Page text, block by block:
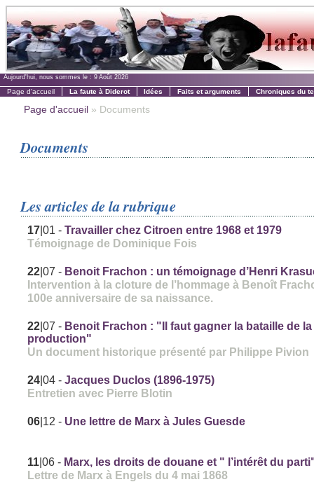
Aujourd'hui, nous sommes le : 9 Août 2026
Page d'accueil La faute à Diderot Idées Faits et arguments Chroniques du
Page d'accueil » Documents
Documents
Les articles de la rubrique
17 |01 -Travailler chez Citroen entre 1968 et 1979
Témoignage de Dominique Fois
22 |07 - Benoit Frachon : un témoignage d’Henri
Intervention à la cloture de l’hommage à Benoît
100e anniversaire de sa naissance.
22 |07 - Benoit Frachon : "Il faut gagner la bataille de la
production"
Un document historique présenté par Philippe Pivion
24 |04 -Jacques Duclos (1896-1975)
Entretien avec Pierre Blotin
06 |12 - Une lettre de Marx à Jules Guesde
11 |06 - Marx, les droits de douane et " l’intérêt du
Lettre de Marx à Engels du 4 mai 1868